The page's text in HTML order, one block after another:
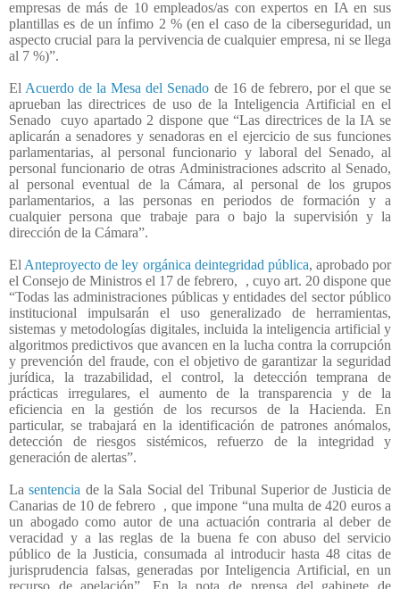
empresas de más de 10 empleados/as con expertos en IA en sus
plantillas es de un ínfimo 2 % (en el caso de la ciberseguridad, un
aspecto crucial para la pervivencia de cualquier empresa, ni se llega
al 7 %)”.
El Acuerdo de la Mesa del Senado de 16 de febrero, por el que se
aprueban las directrices de uso de la Inteligencia Artificial en el
Senado
cuyo apartado 2 dispone que “Las directrices de la IA se
aplicarán a senadores y senadoras en el ejercicio de sus funciones
parlamentarias, al personal funcionario y laboral del Senado, al
personal funcionario de otras Administraciones adscrito al Senado,
al personal eventual de la Cámara, al personal de los grupos
parlamentarios, a las personas en periodos de formación y a
cualquier persona que trabaje para o bajo la supervisión y la
dirección de la Cámara”.
El Anteproyecto de ley orgánica deintegridad pública, aprobado por
el Consejo de Ministros el 17 de febrero,
, cuyo art. 20 dispone que
“Todas las administraciones públicas y entidades del sector público
institucional impulsarán el uso generalizado de herramientas,
sistemas y metodologías digitales, incluida la inteligencia artificial y
algoritmos predictivos que avancen en la lucha contra la corrupción
y prevención del fraude, con el objetivo de garantizar la seguridad
jurídica, la trazabilidad, el control, la detección temprana de
prácticas irregulares, el aumento de la transparencia y de la
eficiencia en la gestión de los recursos de la Hacienda. En
particular, se trabajará en la identificación de patrones anómalos,
detección de riesgos sistémicos, refuerzo de la integridad y
generación de alertas”.
Lasentencia de la Sala Social del Tribunal Superior de Justicia de
Canarias de 10 de febrero , que impone “una multa de 420 euros a
un abogado como autor de una actuación contraria al deber de
veracidad y a las reglas de la buena fe con abuso del servicio
público de la Justicia, consumada al introducir hasta 48 citas de
jurisprudencia falsas, generadas por Inteligencia Artificial, en un
recurso de apelación”. En la nota de prensa del gabinete de